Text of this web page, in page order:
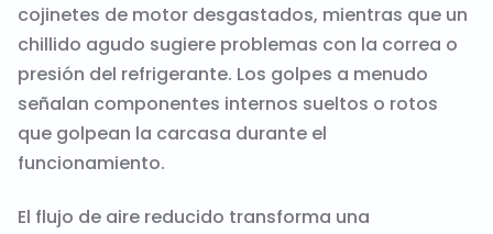
cojinetes de motor desgastados, mientras que un
chillido agudo sugiere problemas con la correa o
presión del refrigerante. Los golpes a menudo
señalan componentes internos sueltos o rotos
que golpean la carcasa durante el
funcionamiento.
El flujo de aire reducido transforma una